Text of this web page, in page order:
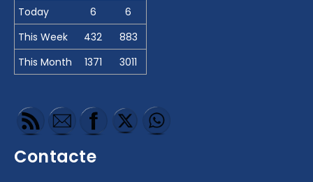
Today
6
6
This Week
432
883
This Month
1371 3011
Contacte